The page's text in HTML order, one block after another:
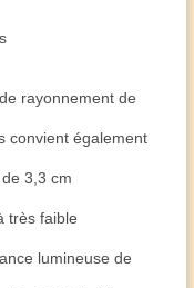
rayonnement de
convient également
3,3 cm
très faible
lumineuse de